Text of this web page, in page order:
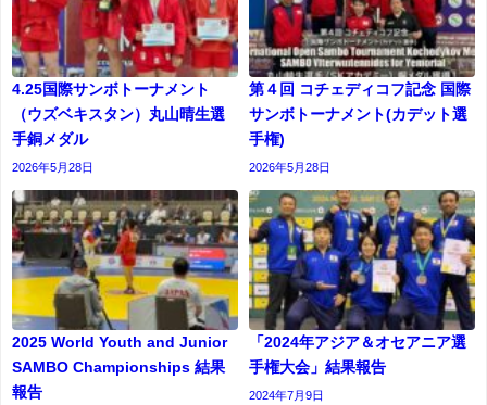
4.25国際サンボトーナメント
（ウズベキスタン）丸山晴生選
手銅メダル
2026年5月28日
第４回 コチェディコフ記念 国際
サンボトーナメント(カデット選
⼿権)
2026年5月28日
2025 World Youth and Junior
SAMBO Championships 結果
報告
「2024年アジア＆オセアニア選
手権大会」結果報告
2024年7月9日